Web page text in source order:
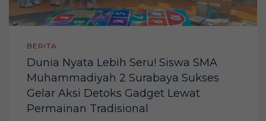
BERITA
Dunia Nyata Lebih Seru! Siswa SMA
Muhammadiyah 2 Surabaya Sukses
Gelar Aksi Detoks Gadget Lewat
Permainan Tradisional